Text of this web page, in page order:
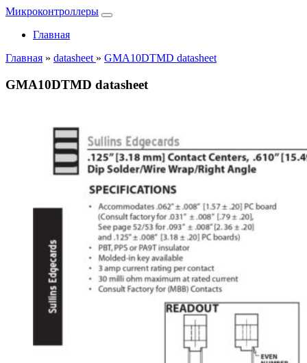
Микроконтроллеры
Главная
Главная » datasheet » GMA10DTMD datasheet
GMA10DTMD datasheet